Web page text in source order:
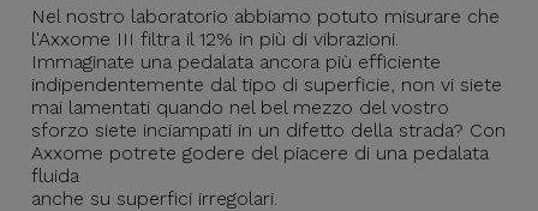
Nel nostro laboratorio abbiamo potuto misurare che
l'Axxome III filtra il 12% in più di vibrazioni.
Immaginate una pedalata ancora più efficiente
indipendentemente dal tipo di superficie, non vi siete
mai lamentati quando nel bel mezzo del vostro
sforzo siete inciampati in un difetto della strada? Con
Axxome potrete godere del piacere di una pedalata
fluida
anche su superfici irregolari.